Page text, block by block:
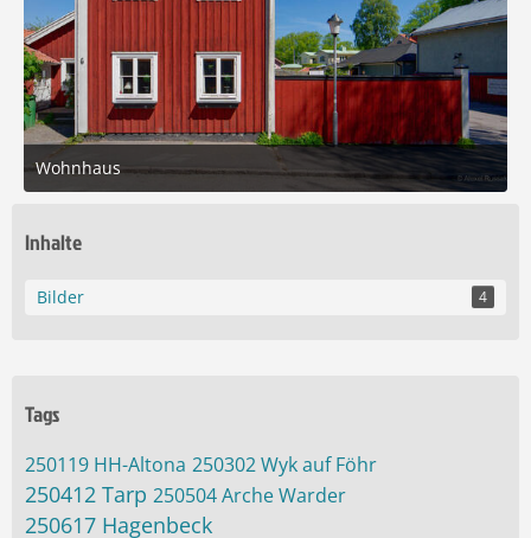
Wohnhaus
20. Mai 2025 um 19:59
Inhalte
Bilder 4
Tags
250119 HH-Altona 250302 Wyk auf Föhr
250412 Tarp 250504 Arche Warder
250617 Hagenbeck